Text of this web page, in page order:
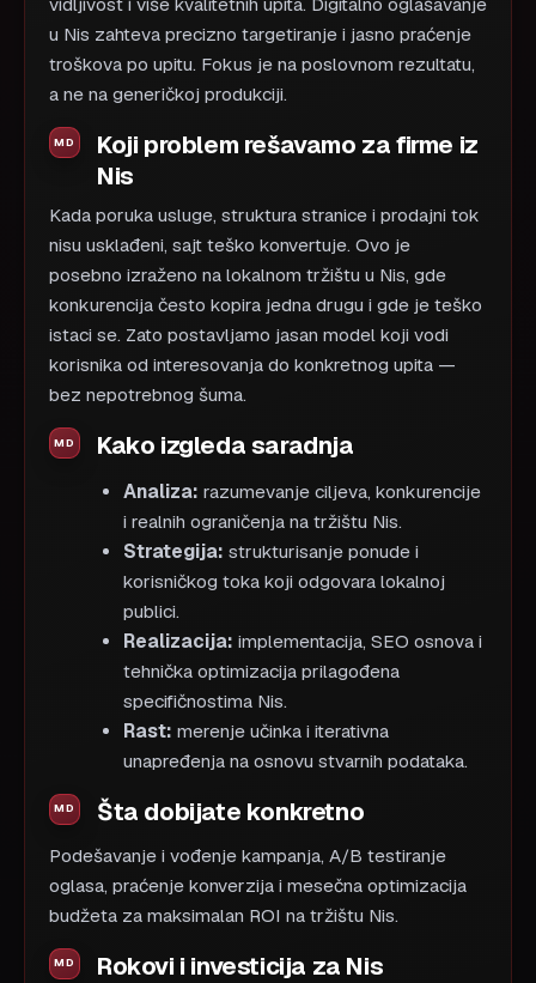
vidljivost i više kvalitetnih upita. Digitalno oglašavanje
u Nis zahteva precizno targetiranje i jasno praćenje
troškova po upitu. Fokus je na poslovnom rezultatu,
a ne na generičkoj produkciji.
Koji problem rešavamo za firme iz
Nis
Kada poruka usluge, struktura stranice i prodajni tok
nisu usklađeni, sajt teško konvertuje. Ovo je
posebno izraženo na lokalnom tržištu u Nis, gde
konkurencija često kopira jedna drugu i gde je teško
istaci se. Zato postavljamo jasan model koji vodi
korisnika od interesovanja do konkretnog upita —
bez nepotrebnog šuma.
Kako izgleda saradnja
Analiza: razumevanje ciljeva, konkurencije
i realnih ograničenja na tržištu Nis.
Strategija: strukturisanje ponude i
korisničkog toka koji odgovara lokalnoj
publici.
Realizacija: implementacija, SEO osnova i
tehnička optimizacija prilagođena
specifičnostima Nis.
Rast: merenje učinka i iterativna
unapređenja na osnovu stvarnih podataka.
Šta dobijate konkretno
Podešavanje i vođenje kampanja, A/B testiranje
oglasa, praćenje konverzija i mesečna optimizacija
budžeta za maksimalan ROI na tržištu Nis.
Rokovi i investicija za Nis